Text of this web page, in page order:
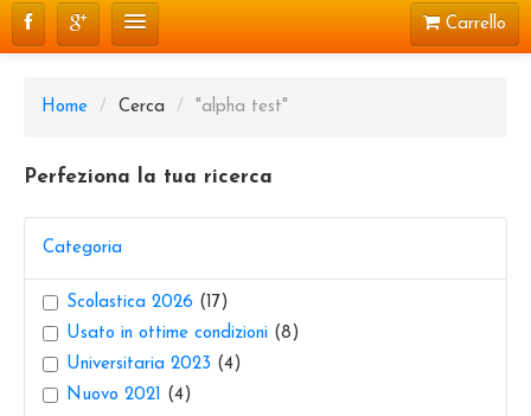
Carrello
SPEDIZIONI
CONTATTI
Home / Cerca / "alpha test"
Perfeziona la tua ricerca
Categoria
Scolastica 2026 (17)
Usato in ottime condizioni (8)
Universitaria 2023 (4)
Nuovo 2021 (4)